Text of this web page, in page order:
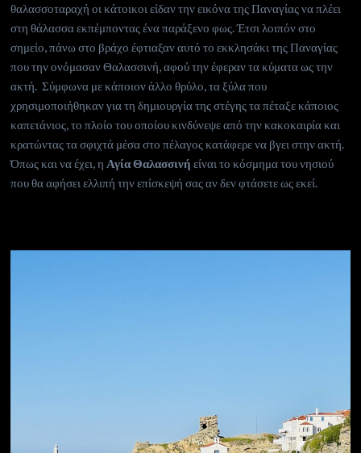
θαλασσοταραχή οι κάτοικοι είδαν την εικόνα της Παναγίας να πλέει
στη θάλασσα εκπέμποντας ένα παράξενο φως. Έτσι λοιπόν στο
σημείο, πάνω στο βράχο έφτιαξαν αυτό το εκκλησάκι της Παναγίας
που την ονόμασαν Θαλασσινή, αφού την έφεραν τα κύματα ως την
ακτή. Σύμφωνα με κάποιον άλλο θρύλο, τα ξύλα που
χρησιμοποιήθηκαν για τη δημιουργία της στέγης τα πέταξε κάποιος
καπετάνιος, το πλοίο του οποίου κινδύνεψε από την κακοκαιρία και
κρατώντας τα σφιχτά μέσα στο πέλαγος κατάφερε να βγει στην ακτή.
Όπως και να έχει, η Αγία Θαλασσινή είναι το κόσμημα του νησιού
που θα αφήσει ελλιπή την επίσκεψή σας αν δεν φτάσετε ως εκεί.